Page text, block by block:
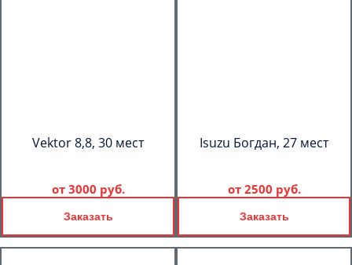
Vektor 8,8, 30 мест
от 3000 руб.
Заказать
Isuzu Богдан, 27 мест
от 2500 руб.
Заказать